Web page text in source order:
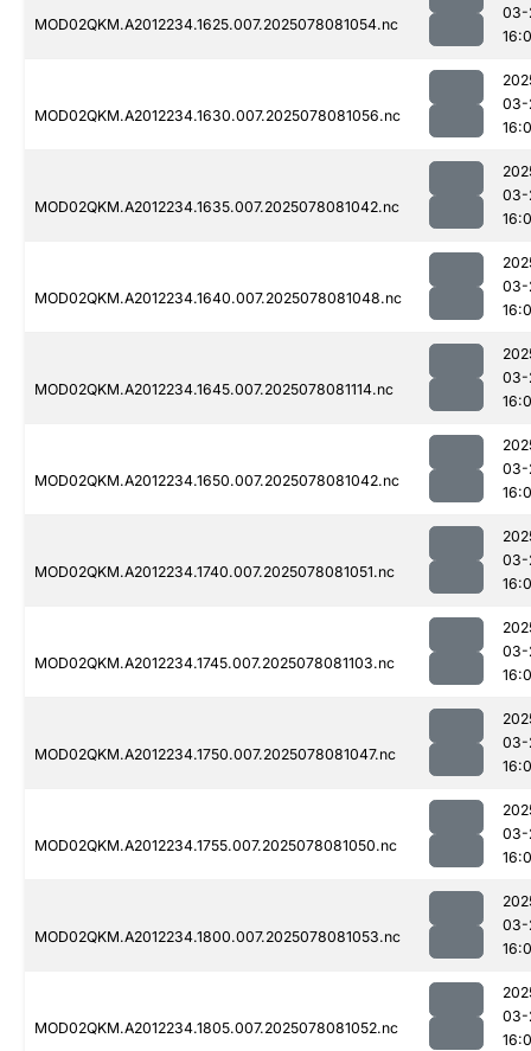
MOD02QKM.A2012234.1625.007.2025078081054.nc
03-
MOD02QKM.A2012234.1630.007.2025078081056.nc
03-
MOD02QKM.A2012234.1635.007.2025078081042.nc
03-
MOD02QKM.A2012234.1640.007.2025078081048.nc
03-
MOD02QKM.A2012234.1645.007.2025078081114.nc
03-
MOD02QKM.A2012234.1650.007.2025078081042.nc
03-
MOD02QKM.A2012234.1740.007.2025078081051.nc
03-
MOD02QKM.A2012234.1745.007.2025078081103.nc
03-
MOD02QKM.A2012234.1750.007.2025078081047.nc
03-
MOD02QKM.A2012234.1755.007.2025078081050.nc
03-
MOD02QKM.A2012234.1800.007.2025078081053.nc
03-
MOD02QKM.A2012234.1805.007.2025078081052.nc
03-